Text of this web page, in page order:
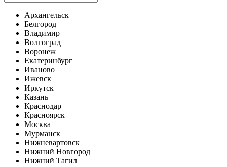
Архангельск
Белгород
Владимир
Волгоград
Воронеж
Екатеринбург
Иваново
Ижевск
Иркутск
Казань
Краснодар
Красноярск
Москва
Мурманск
Нижневартовск
Нижний Новгород
Нижний Тагил